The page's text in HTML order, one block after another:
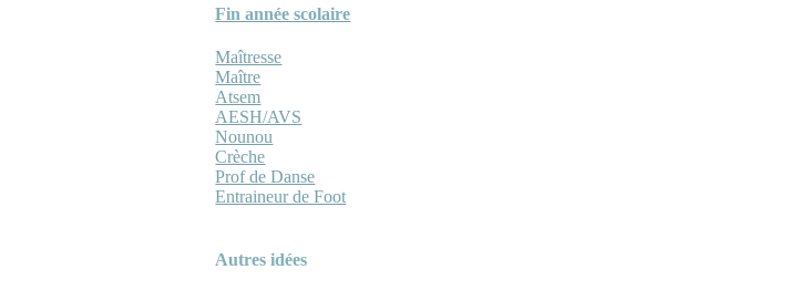
Fin année scolaire
Maîtresse
Maître
Atsem
AESH/AVS
Nounou
Crèche
Prof de Danse
Entraineur de Foot
Autres idées